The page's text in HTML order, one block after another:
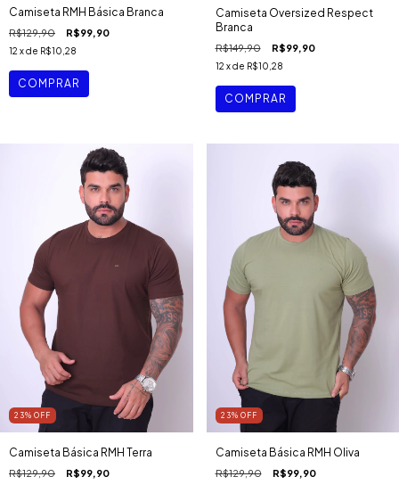
Camiseta RMH Básica Branca
R$129,90 R$99,90
12 x de R$10,28
COMPRAR
Camiseta Oversized Respect
Branca
R$149,90 R$99,90
12 x de R$10,28
COMPRAR
23% OFF
Camiseta Básica RMH Terra
R$129,90 R$99,90
23% OFF
Camiseta Básica RMH Oliva
R$129,90 R$99,90